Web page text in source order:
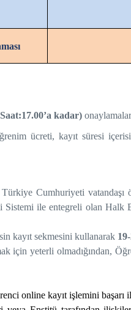
kadar)
ücreti, kayıt süresi
Cumhuriyeti vatandaşı
ile entegreli olan Halk
kayıt sekmesini kullanarak
için yeterli olmadığından,
online kayıt işlemini başarı